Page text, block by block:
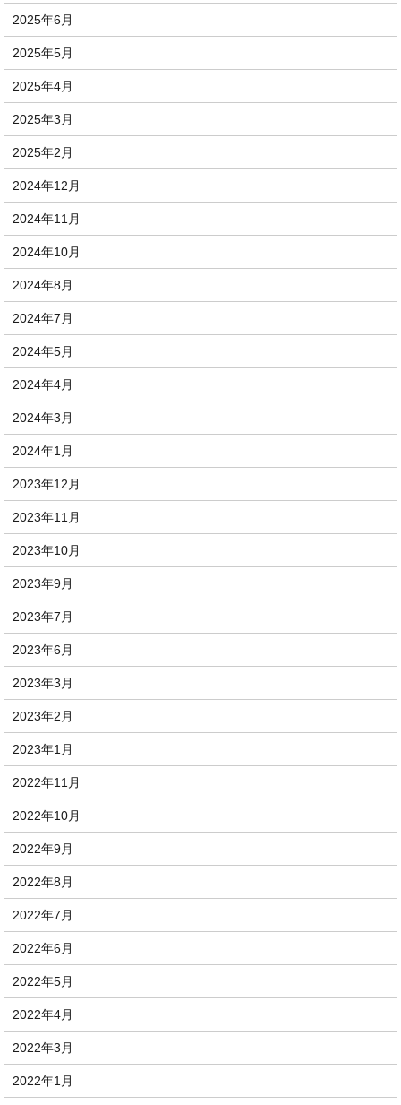
2025年6月
2025年5月
2025年4月
2025年3月
2025年2月
2024年12月
2024年11月
2024年10月
2024年8月
2024年7月
2024年5月
2024年4月
2024年3月
2024年1月
2023年12月
2023年11月
2023年10月
2023年9月
2023年7月
2023年6月
2023年3月
2023年2月
2023年1月
2022年11月
2022年10月
2022年9月
2022年8月
2022年7月
2022年6月
2022年5月
2022年4月
2022年3月
2022年1月